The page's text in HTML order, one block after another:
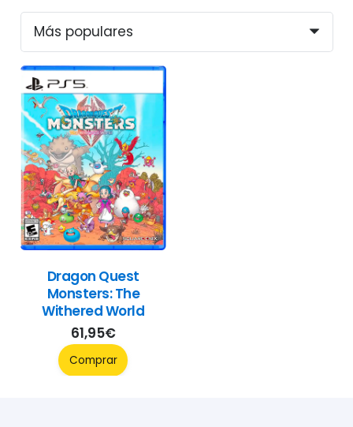
Dragon Quest
Monsters: The
Withered World
61,95€
Comprar